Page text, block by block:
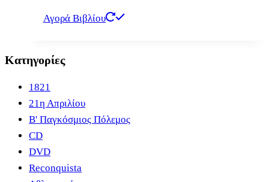
Αγορά Βιβλίου
Κατηγορίες
1821
21η Απριλίου
B' Παγκόσμιος Πόλεμος
CD
DVD
Reconquista